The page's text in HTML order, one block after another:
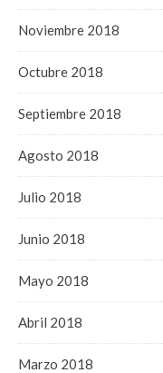
Noviembre 2018
Octubre 2018
Septiembre 2018
Agosto 2018
Julio 2018
Junio 2018
Mayo 2018
Abril 2018
Marzo 2018